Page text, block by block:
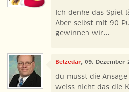
Ich denke das Spiel
Aber selbst mit 90
gewinnen wir...
Belzedar, 09. Dezember
du musst die
weiss nicht das die